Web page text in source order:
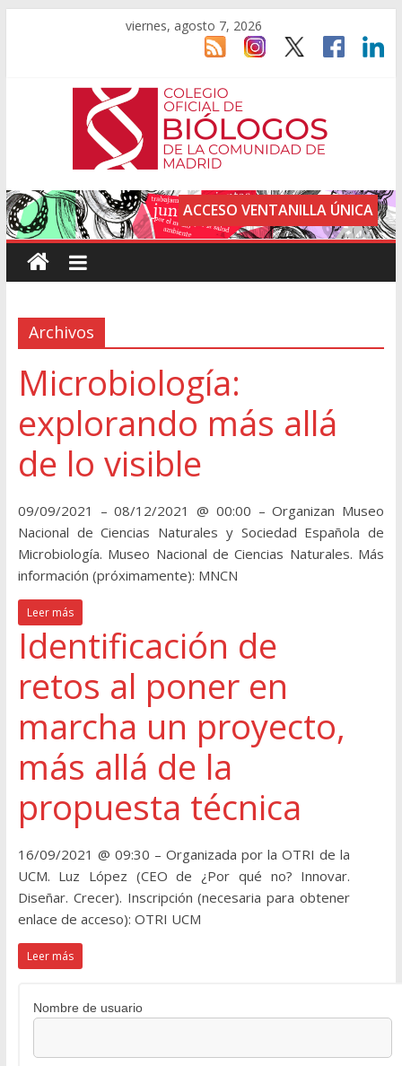
viernes, agosto 7, 2026
ACCESO VENTANILLA ÚNICA
Archivos
Microbiología:
explorando más allá
de lo visible
09/09/2021 – 08/12/2021 @ 00:00 – Organizan Museo
Nacional de Ciencias Naturales y Sociedad Española de
Microbiología. Museo Nacional de Ciencias Naturales. Más
información (próximamente): MNCN
Leer más
Identificación de
retos al poner en
marcha un proyecto,
más allá de la
propuesta técnica
16/09/2021 @ 09:30 – Organizada por la OTRI de la
UCM. Luz López (CEO de ¿Por qué no? Innovar.
Diseñar. Crecer). Inscripción (necesaria para obtener
enlace de acceso): OTRI UCM
Leer más
Nombre de usuario